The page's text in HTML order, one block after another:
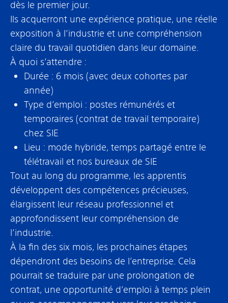
dès le premier jour.
Ils acquerront une expérience pratique, une réelle
exposition à l’industrie et une compréhension
claire du travail quotidien dans leur domaine.
À quoi s’attendre :
Durée : 6 mois (avec deux cohortes par
année)
Type d’emploi : postes rémunérés et
temporaires (contrat de travail temporaire)
chez SIE
Lieu : mode hybride, temps partagé entre le
télétravail et nos bureaux de SIE
Tout au long du programme, les apprentis
développent des compétences précieuses,
élargissent leur réseau professionnel et
approfondissent leur compréhension de
l’industrie.
À la fin des six mois, les prochaines étapes
dépendront des besoins de l’entreprise. Cela
pourrait se traduire par une prolongation de
contrat, une opportunité d’emploi à temps plein